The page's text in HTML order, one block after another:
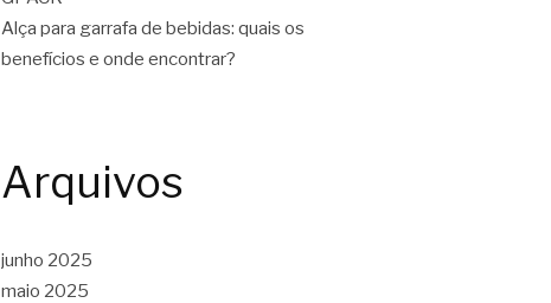
Alça para garrafa de bebidas: quais os
benefícios e onde encontrar?
Arquivos
junho 2025
maio 2025